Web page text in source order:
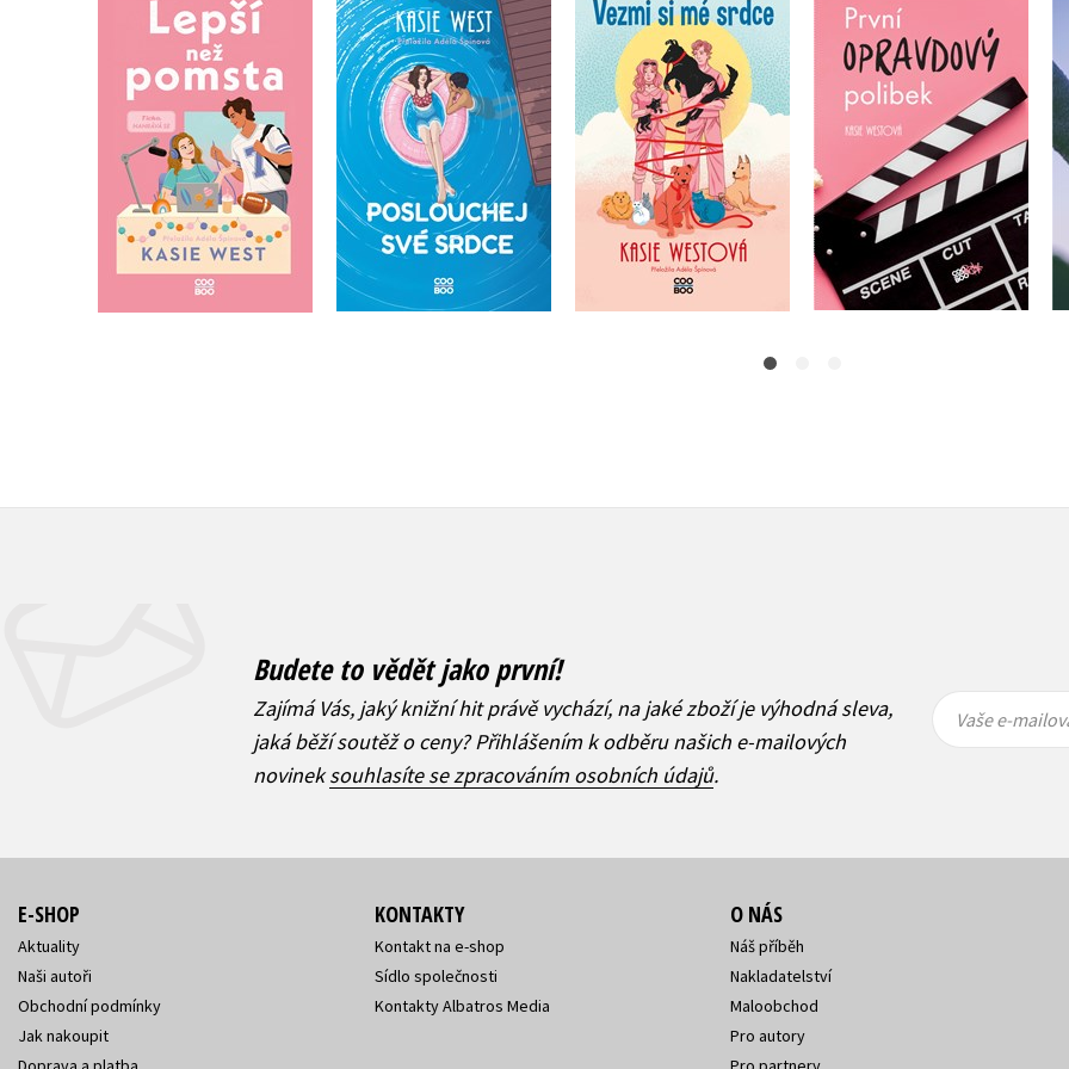
Lepší než pomsta
Kasie West
Do košíku
399 Kč
319 Kč
Poslouchej své srdce
Kasie West
Do košíku
399 Kč
319 Kč
Vezmi si mé srdce
Kasie West
Do košíku
399 Kč
319 Kč
První opravdový
polibek
Kasie West
Do košíku
349 Kč
279 Kč
Budete to vědět jako první!
Zajímá Vás, jaký knižní hit právě vychází, na jaké zboží je výhodná sleva,
jaká běží soutěž o ceny? Přihlášením k odběru našich e-mailových
novineksouhlasíte se zpracováním osobních údajů.
Vaše e-
mailová
Vaše e-
mailová
Vaše e-
E-SHOP
Aktuality
Naši autoři
Obchodní podmínky
Jak nakoupit
KONTAKTY
Kontakt na e-shop
Sídlo společnosti
Kontakty Albatros Media
O NÁS
Náš příběh
Nakladatelství
Maloobchod
Pro autory